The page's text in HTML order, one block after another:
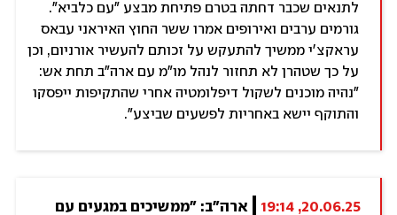
לתנאים שכבר דחתה בטרם פתיחת מבצע "עם כלביא".
גורמים ערבים ואירופים אמרו ששר החוץ האיראני עבאס
עראקצ'י ממשיך להתעקש על זכותם להעשיר אורניום, וכן
על כך שטהרן לא תחזור לנהל מו"מ עם ארה"ב תחת אש:
"נהיה מוכנים לשקול דיפלומטיה אחרי שהתקיפות ייפסקו
והתוקף יישא באחריות לפשעים שביצע".
20.06.25, 19:14